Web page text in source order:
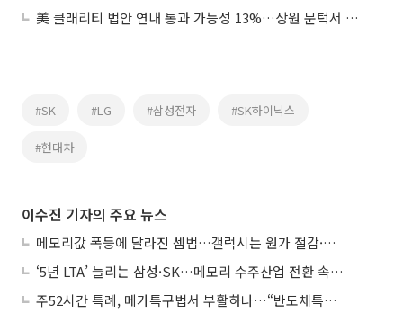
美 클래리티 법안 연내 통과 가능성 13%…상원 문턱서 제동
#SK #LG #삼성전자 #SK하이닉스
#현대차
이수진 기자의 주요 뉴스
메모리값 폭등에 달라진 셈법…갤럭시는 원가 절감·아이폰은 서비스 확대
‘5년 LTA’ 늘리는 삼성·SK…메모리 수주산업 전환 속 다른 셈법
주52시간 특례, 메가특구법서 부활하나…“반도체특별법 담겨야”